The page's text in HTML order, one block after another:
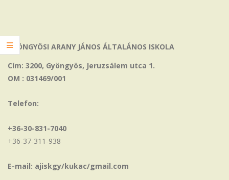
GYÖNGYÖSI ARANY JÁNOS ÁLTALÁNOS ISKOLA
Cím: 3200, Gyöngyös, Jeruzsálem utca 1.
OM : 031469/001
Telefon:
+36-30-831-7040
+36-37-311-938
E-mail: ajiskgy/kukac/gmail.com